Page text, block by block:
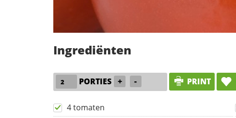
Ingrediënten
PORTIES + - PRINT
4 tomaten